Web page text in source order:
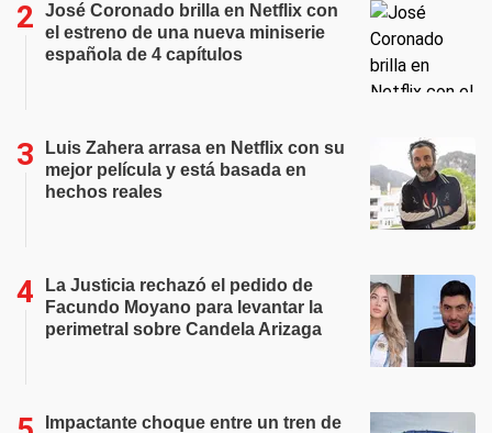
José Coronado brilla en Netflix con
el estreno de una nueva miniserie
española de 4 capítulos
Luis Zahera arrasa en Netflix con su
mejor película y está basada en
hechos reales
La Justicia rechazó el pedido de
Facundo Moyano para levantar la
perimetral sobre Candela Arizaga
Impactante choque entre un tren de